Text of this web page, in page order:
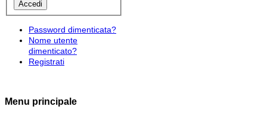
Password dimenticata?
Nome utente
dimenticato?
Registrati
Menu principale